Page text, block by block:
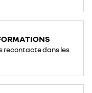
recontacte dans les